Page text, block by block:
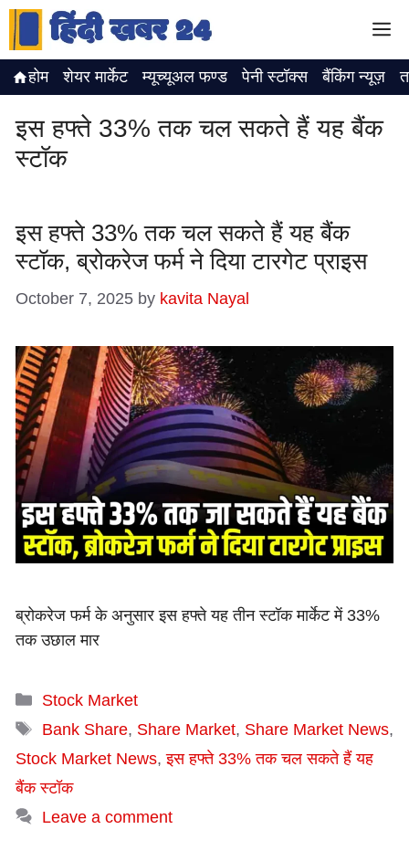
Skip
content
होम शेयर मार्केट म्यूच्यूअल फण्ड पेनी स्टॉक्स बैंकिंग न्यूज़
इस हफ्ते 33% तक चल सकते हैं यह बैंक
स्टॉक
इस हफ्ते 33% तक चल सकते हैं यह बैंक
स्टॉक, ब्रोकरेज फर्म ने दिया टारगेट प्राइस
October 7, 2025 by kavita Nayal
ब्रोकरेज फर्म के अनुसार इस हफ्ते यह तीन स्टॉक मार्केट में 33%
तक उछाल मार
Categories
Stock Market
Tags
Bank Share, Share Market, Share Market News,
Stock Market News,इस हफ्ते 33% तक चल सकते हैं यह
बैंक स्टॉक
Leave a comment